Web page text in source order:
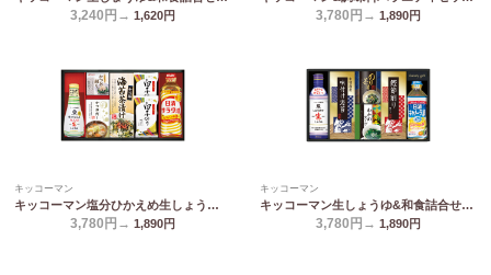
3,240円→ 1,620円 3,780円→ 1,890円
キッコーマン
キッコーマン塩分ひかえめ生しょうゆ詰合せギフト OR-352
3,780円→ 1,890円
キッコーマン
キッコーマン生しょうゆ&和食詰合せ NBL-35K
3,780円→ 1,890円